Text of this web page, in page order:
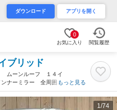
ダウンロード アプリを開く
0
お気に入り 閲覧履歴
ブリッド
ムーンルーフ １４イ
ンナーミラー 全周囲
ディスプレイ トヨタ
もっと見る
1 /74